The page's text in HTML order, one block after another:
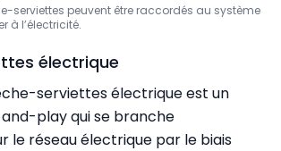
serviettes peuvent être raccordés au système
à l’électricité.
électrique
serviettes électrique est un
play qui se branche
le réseau électrique par le biais